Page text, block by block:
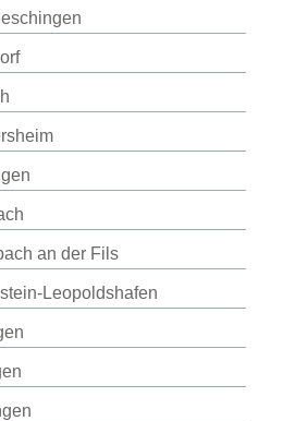
an der Fils
Leopoldshafen